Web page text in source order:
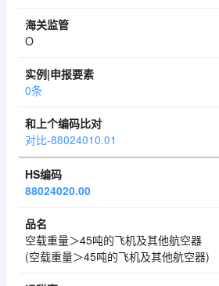
O
0条
对比-88024010.01
88024020.00
空载重量＞45吨的飞机及其他航空器
(空载重量＞45吨的飞机及其他航空器)